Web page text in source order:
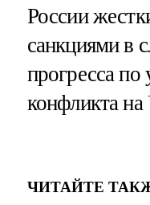
России
санкциями в
прогресса
конфликта на
ЧИТАЙТЕ